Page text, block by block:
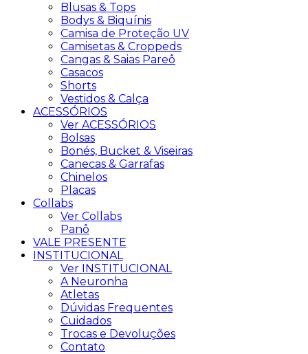
Blusas & Tops
Bodys & Biquínis
Camisa de Proteção UV
Camisetas & Croppeds
Cangas & Saias Pareô
Casacos
Shorts
Vestidos & Calça
ACESSÓRIOS
Ver ACESSÓRIOS
Bolsas
Bonés, Bucket & Viseiras
Canecas & Garrafas
Chinelos
Placas
Collabs
Ver Collabs
Panô
VALE PRESENTE
INSTITUCIONAL
Ver INSTITUCIONAL
A Neuronha
Atletas
Dúvidas Frequentes
Cuidados
Trocas e Devoluções
Contato